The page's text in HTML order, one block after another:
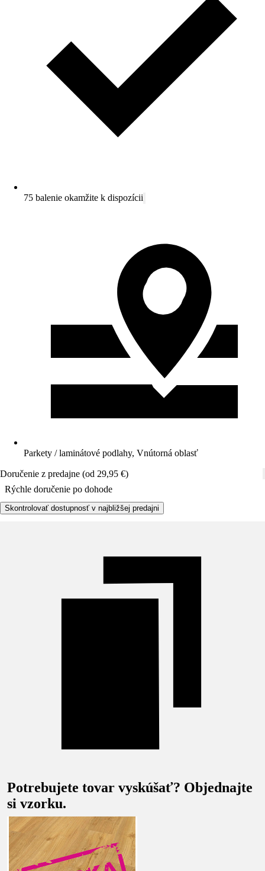
75 balenie okamžite k dispozícii
Parkety / laminátové podlahy, Vnútorná oblasť
Doručenie z predajne (od 29,95 €)
Rýchle doručenie po dohode
Skontrolovať dostupnosť v najbližšej predajni
Potrebujete tovar vyskúšať? Objednajte
si vzorku.